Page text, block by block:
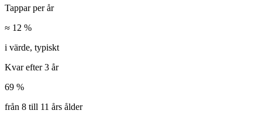
Tappar per år
≈ 12 %
i värde, typiskt
Kvar efter 3 år
69 %
från 8 till 11 års ålder